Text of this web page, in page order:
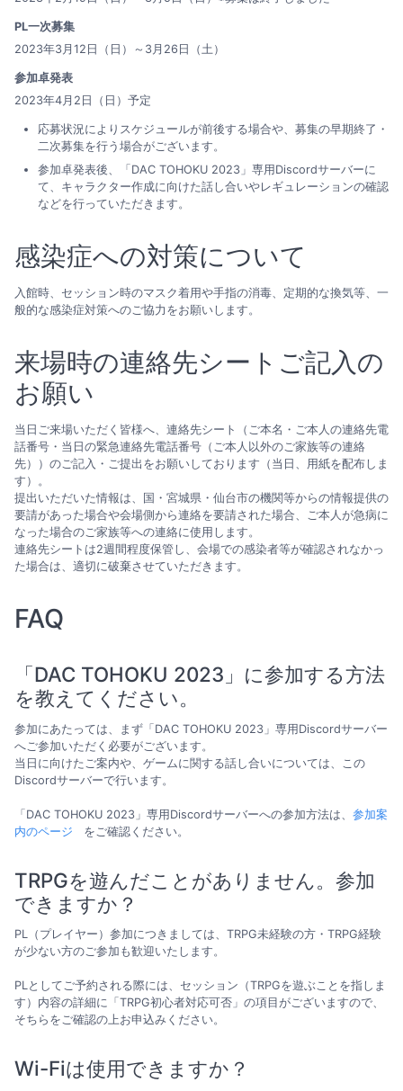
PL一次募集
2023年3月12日（日）～3月26日（土）
参加卓発表
2023年4月2日（日）予定
応募状況によりスケジュールが前後する場合や、募集の早期終了・
二次募集を行う場合がございます。
参加卓発表後、「DAC TOHOKU 2023」専用Discordサーバーに
て、キャラクター作成に向けた話し合いやレギュレーションの確認
などを行っていただきます。
感染症への対策について
入館時、セッション時のマスク着用や手指の消毒、定期的な換気等、一
般的な感染症対策へのご協力をお願いします。
来場時の連絡先シートご記入の
お願い
当日ご来場いただく皆様へ、連絡先シート（ご本名・ご本人の連絡先電
話番号・当日の緊急連絡先電話番号（ご本人以外のご家族等の連絡
先））のご記入・ご提出をお願いしております（当日、用紙を配布しま
す）。
提出いただいた情報は、国・宮城県・仙台市の機関等からの情報提供の
要請があった場合や会場側から連絡を要請された場合、ご本人が急病に
なった場合のご家族等への連絡に使用します。
連絡先シートは2週間程度保管し、会場での感染者等が確認されなかっ
た場合は、適切に破棄させていただきます。
FAQ
「DAC TOHOKU 2023」に参加する方法
を教えてください。
参加にあたっては、まず「DAC TOHOKU 2023」専用Discordサーバー
へご参加いただく必要がございます。
当日に向けたご案内や、ゲームに関する話し合いについては、この
Discordサーバーで行います。
「DAC TOHOKU 2023」専用Discordサーバーへの参加方法は、 参加案
内のページ
をご確認ください。
TRPGを遊んだことがありません。参加
できますか？
PL（プレイヤー）参加につきましては、TRPG未経験の方・TRPG経験
が少ない方のご参加も歓迎いたします。
PLとしてご予約される際には、セッション（TRPGを遊ぶことを指しま
す）内容の詳細に「TRPG初心者対応可否」の項目がございますので、
そちらをご確認の上お申込みください。
Wi-Fiは使用できますか？